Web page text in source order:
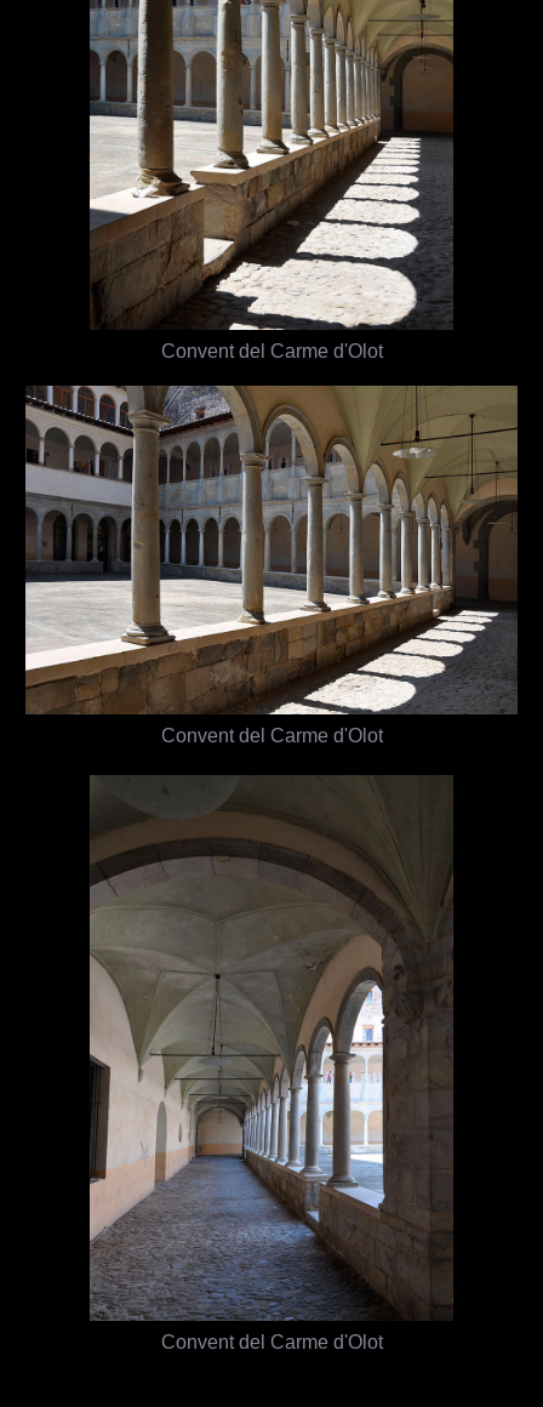
Convent del Carme d'Olot
Convent del Carme d'Olot
Convent del Carme d'Olot